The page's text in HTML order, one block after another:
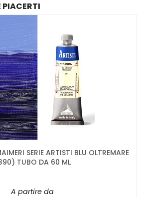
PIACERTI
SERIE ARTISTI BLU OLTREMARE
TUBO DA 60 ML
A partire da